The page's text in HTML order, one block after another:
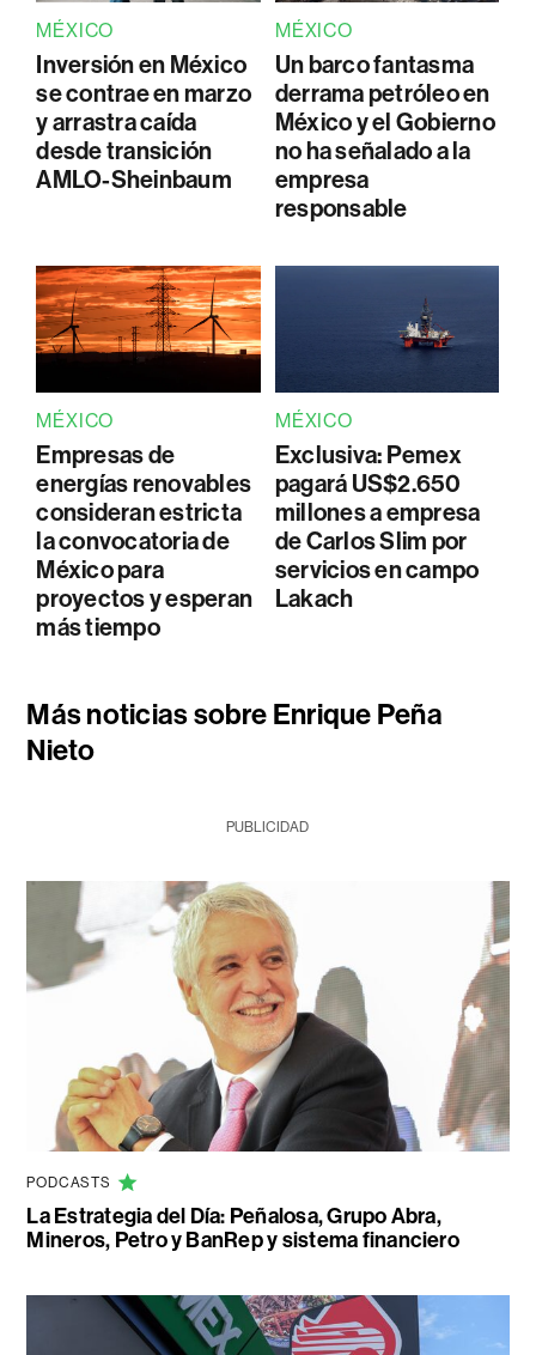
MÉXICO
Inversión en México
se contrae en marzo
y arrastra caída
desde transición
AMLO-Sheinbaum
MÉXICO
Un barco fantasma
derrama petróleo en
México y el Gobierno
no ha señalado a la
empresa
responsable
MÉXICO
Empresas de
energías renovables
consideran estricta
la convocatoria de
México para
proyectos y esperan
más tiempo
MÉXICO
Exclusiva: Pemex
pagará US$2.650
millones a empresa
de Carlos Slim por
servicios en campo
Lakach
Más noticias sobre Enrique Peña
Nieto
PUBLICIDAD
PODCASTS
La Estrategia del Día: Peñalosa, Grupo Abra,
Mineros, Petro y BanRep y sistema financiero